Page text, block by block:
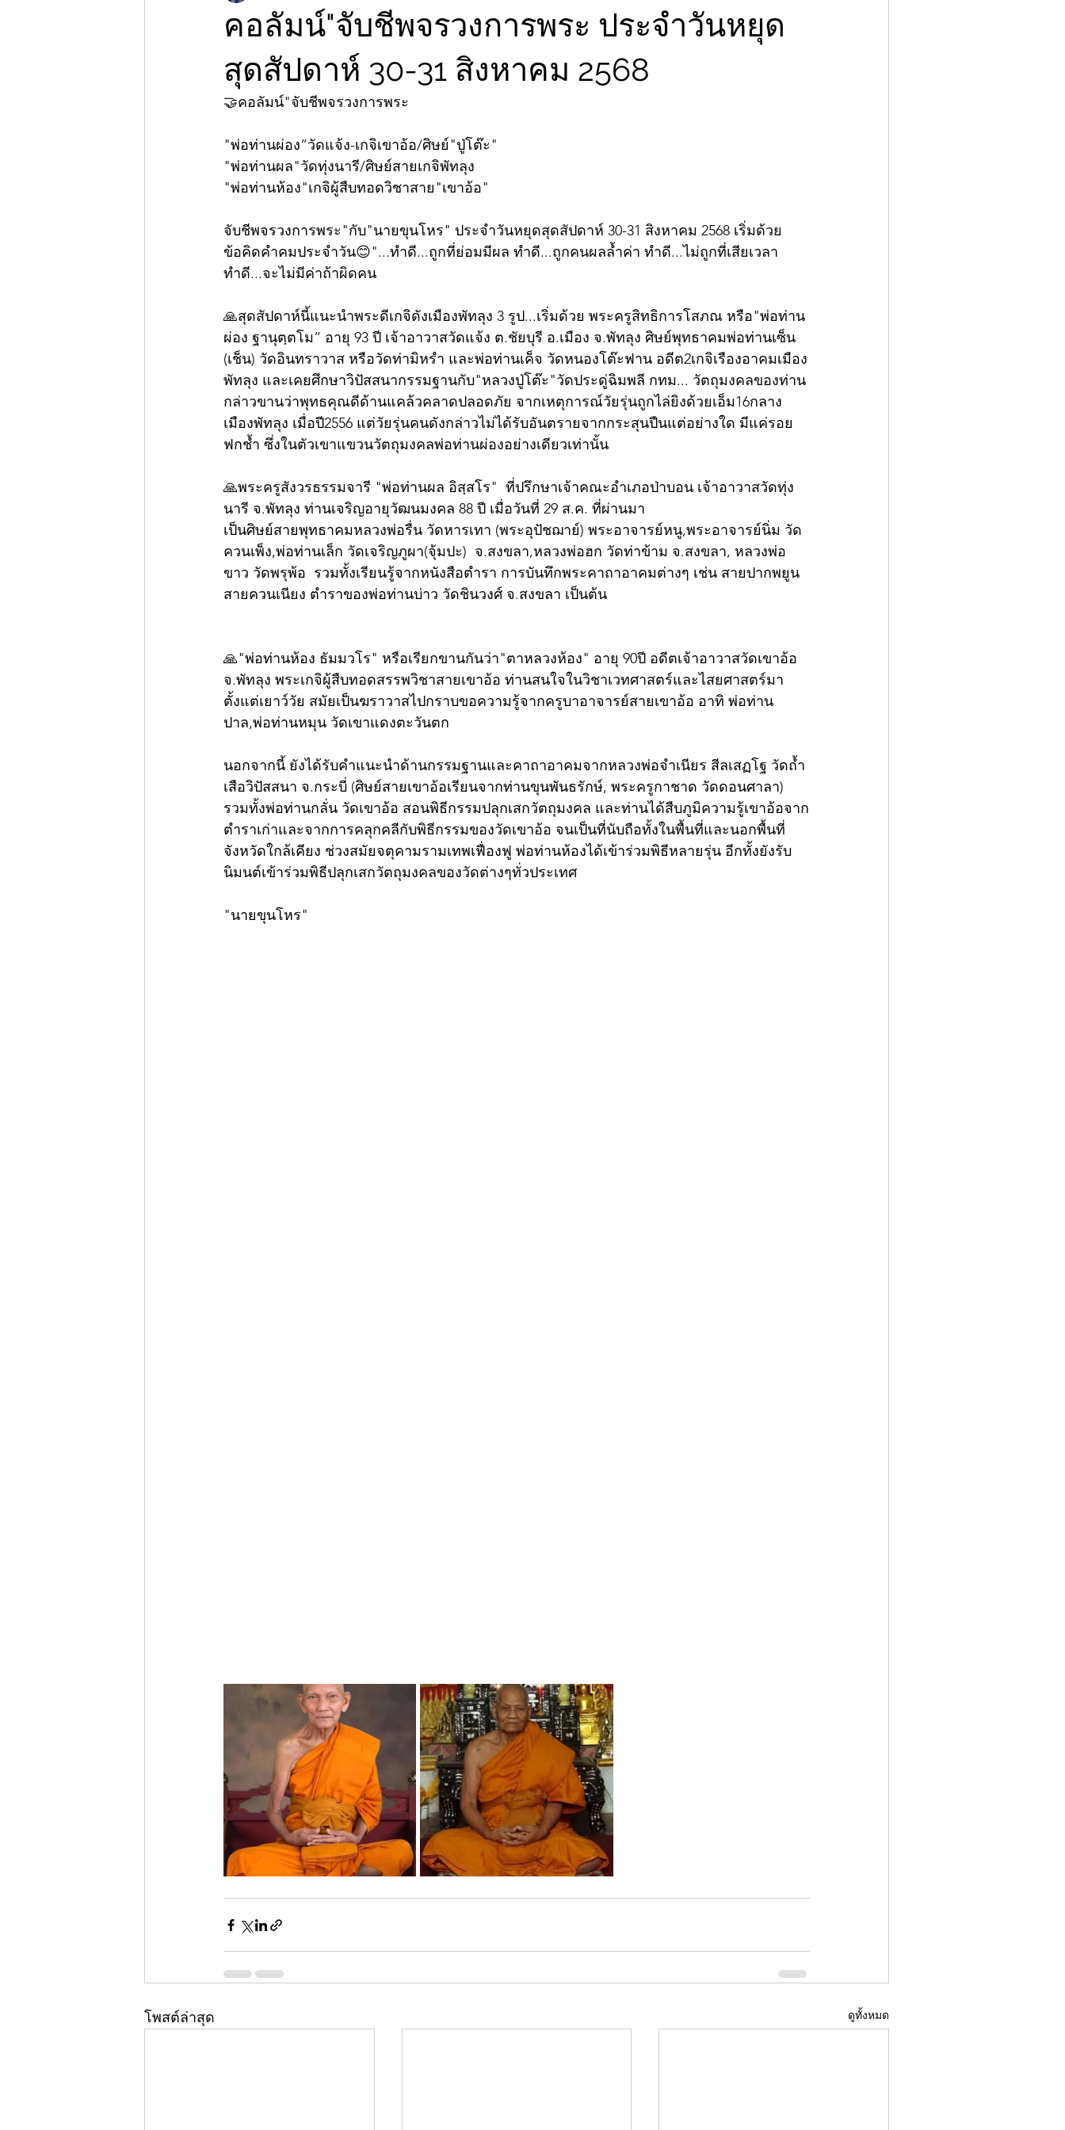
คอลัมน์"จับชีพจรวงการพระ ประจำวันหยุด
สุดสัปดาห์ 30-31 สิงหาคม 2568
🤝คอลัมน์"จับชีพจรวงการพระ
"พ่อท่านผ่อง”วัดแจ้ง-เกจิเขาอ้อ/ศิษย์"ปู่โต๊ะ"
"พ่อท่านผล"วัดทุ่งนารี/ศิษย์สายเกจิพัทลุง
"พ่อท่านห้อง"เกจิผู้สืบทอดวิชาสาย"เขาอ้อ"
จับชีพจรวงการพระ"กับ"นายขุนโหร" ประจำวันหยุดสุดสัปดาห์ 30-31 สิงหาคม 2568 เริ่มด้วย
ข้อคิดคำคมประจำวัน😊"...ทำดี...ถูกที่ย่อมมีผล ทำดี...ถูกคนผลล้ำค่า ทำดี...ไม่ถูกที่เสียเวลา
ทำดี...จะไม่มีค่าถ้าผิดคน
🙏สุดสัปดาห์นี้แนะนำพระดีเกจิดังเมืองพัทลุง 3 รูป...เริ่มด้วย พระครูสิทธิการโสภณ หรือ"พ่อท่าน
ผ่อง ฐานุตฺตโม” อายุ 93 ปี เจ้าอาวาสวัดแจ้ง ต.ชัยบุรี อ.เมือง จ.พัทลุง ศิษย์พุทธาคมพ่อท่านเซ็น
(เช็น) วัดอินทราวาส หรือวัดท่ามิหรำ และพ่อท่านเค็จ วัดหนองโต๊ะฟาน อดีต2เกจิเรืองอาคมเมือง
พัทลุง และเคยศึกษาวิปัสสนากรรมฐานกับ"หลวงปู่โต๊ะ"วัดประดู่ฉิมพลี กทม... วัตถุมงคลของท่าน
กล่าวขานว่าพุทธคุณดีด้านแคล้วคลาดปลอดภัย จากเหตุการณ์วัยรุ่นถูกไล่ยิงด้วยเอ็ม16กลาง
เมืองพัทลุง เมื่อปี2556 แต่วัยรุ่นคนดังกล่าวไม่ได้รับอันตรายจากกระสุนปืนแต่อย่างใด มีแค่รอย
ฟกช้ำ ซึ่งในตัวเขาแขวนวัตถุมงคลพ่อท่านผ่องอย่างเดียวเท่านั้น
🙏พระครูสังวรธรรมจารี "พ่อท่านผล อิสฺสโร"  ที่ปรึกษาเจ้าคณะอำเภอป่าบอน เจ้าอาวาสวัดทุ่ง
นารี จ.พัทลุง ท่านเจริญอายุวัฒนมงคล 88 ปี เมื่อวันที่ 29 ส.ค. ที่ผ่านมา
เป็นศิษย์สายพุทธาคมหลวงพ่อรื่น วัดหารเทา (พระอุปัชฌาย์) พระอาจารย์หนู,พระอาจารย์นิ่ม วัด
ควนเพ็ง,พ่อท่านเล็ก วัดเจริญภูผา(จุ้มปะ)  จ.สงขลา,หลวงพ่อฮก วัดท่าข้าม จ.สงขลา, หลวงพ่อ
ขาว วัดพรุพ้อ  รวมทั้งเรียนรู้จากหนังสือตำรา การบันทึกพระคาถาอาคมต่างๆ เช่น สายปากพยูน
สายควนเนียง ตำราของพ่อท่านบ่าว วัดชินวงศ์ จ.สงขลา เป็นต้น
🙏"พ่อท่านห้อง ธัมมวโร" หรือเรียกขานกันว่า"ตาหลวงห้อง" อายุ 90ปี อดีตเจ้าอาวาสวัดเขาอ้อ
จ.พัทลุง พระเกจิผู้สืบทอดสรรพวิชาสายเขาอ้อ ท่านสนใจในวิชาเวทศาสตร์และไสยศาสตร์มา
ตั้งแต่เยาว์วัย สมัยเป็นฆราวาสไปกราบขอความรู้จากครูบาอาจารย์สายเขาอ้อ อาทิ พ่อท่าน
ปาล,พ่อท่านหมุน วัดเขาแดงตะวันตก
นอกจากนี้ ยังได้รับคำแนะนำด้านกรรมฐานและคาถาอาคมจากหลวงพ่อจำเนียร สีลเสฏโฐ วัดถ้ำ
เสือวิปัสสนา จ.กระบี่ (ศิษย์สายเขาอ้อเรียนจากท่านขุนพันธรักษ์, พระครูกาชาด วัดดอนศาลา)
รวมทั้งพ่อท่านกลั่น วัดเขาอ้อ สอนพิธีกรรมปลุกเสกวัตถุมงคล และท่านได้สืบภูมิความรู้เขาอ้อจาก
ตำราเก่าและจากการคลุกคลีกับพิธีกรรมของวัดเขาอ้อ จนเป็นที่นับถือทั้งในพื้นที่และนอกพื้นที่
จังหวัดใกล้เคียง ช่วงสมัยจตุคามรามเทพเฟื่องฟู พ่อท่านห้องได้เข้าร่วมพิธีหลายรุ่น อีกทั้งยังรับ
นิมนต์เข้าร่วมพิธีปลุกเสกวัตถุมงคลของวัดต่างๆทั่วประเทศ
"นายขุนโหร"
โพสต์ล่าสุด ดูทั้งหมด